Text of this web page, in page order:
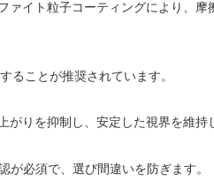
ァイト粒子コーティングにより、摩
ることが推奨されています。
がりを抑制し、安定した視界を維持
が必須で、選び間違いを防ぎます。